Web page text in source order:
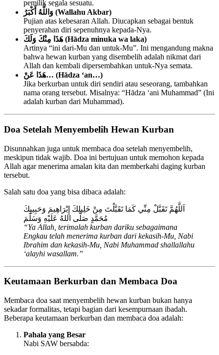
pemilik segala sesuatu.
وَاللَّهُ أَكْبَرُ (Wallahu Akbar)
Pujian atas kebesaran Allah. Diucapkan sebagai bentuk
penyerahan diri sepenuhnya kepada-Nya.
هَذَا مِنْكَ وَلَكَ (Hādza minuka wa laka)
Artinya “ini dari-Mu dan untuk-Mu”. Ini mengandung makna
bahwa hewan kurban yang disembelih adalah nikmat dari
Allah dan kembali dipersembahkan untuk-Nya semata.
هَذَا عَنْ… (Hādza ‘an…)
Jika berkurban untuk diri sendiri atau seseorang, tambahkan
nama orang tersebut. Misalnya: “Hādza ‘ani Muhammad” (Ini
adalah kurban dari Muhammad).
Doa Setelah Menyembelih Hewan Kurban
Disunnahkan juga untuk membaca doa setelah menyembelih,
meskipun tidak wajib. Doa ini bertujuan untuk memohon kepada
Allah agar menerima amalan kita dan memberkahi daging kurban
tersebut.
Salah satu doa yang bisa dibaca adalah:
اَللَّهُمَّ تَقَبَّلْ مِنِّي كَمَا تَقَبَّلْتَ مِنْ خَلِيلِكَ إِبْرَاهِيمَ وَحَبِيبِكَ
مُحَمَّدٍ صَلَّى اللهُ عَلَيْهِ وَسَلَّمَ
“Ya Allah, terimalah kurban dariku sebagaimana
Engkau telah menerima kurban dari kekasih-Mu, Nabi
Ibrahim dan kekasih-Mu, Nabi Muhammad shallallahu
‘alayhi wasallam.”
Keutamaan Berkurban dan Membaca Doa
Membaca doa saat menyembelih hewan kurban bukan hanya
sekadar formalitas, tetapi bagian dari kesempurnaan ibadah.
Beberapa keutamaan berkurban dan membaca doa adalah:
Pahala yang Besar
Nabi SAW bersabda: